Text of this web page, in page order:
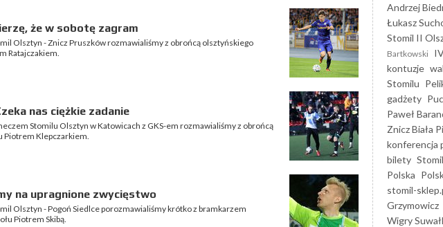
że w sobotę zagram
Olsztyn - Znicz Pruszków rozmawialiśmy z obrońcą olsztyńskiego
Ratajczakiem.
nas ciężkie zadanie
Stomilu Olsztyn w Katowicach z GKS-em rozmawialiśmy z obrońcą
Piotrem Klepczarkiem.
na upragnione zwycięstwo
Olsztyn - Pogoń Siedlce porozmawialiśmy krótko z bramkarzem
Piotrem Skibą.
Andrzej
Łukasz
Stomil II
Bartkowski
kontuzje
Stomilu
gadżety
Paweł
Znicz Biała
konferencja
bilety
Polska
stomil-
Grzymowicz
Wigry